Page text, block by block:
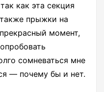
как эта секция
прыжки на
момент,
сомневаться мне
— почему бы и нет.